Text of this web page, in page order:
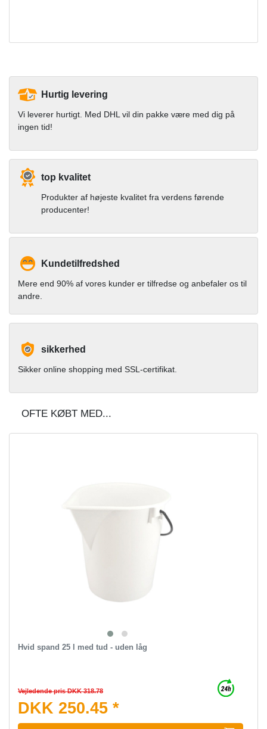
Hurtig levering
Vi leverer hurtigt. Med DHL vil din pakke være med dig på
ingen tid!
top kvalitet
Produkter af højeste kvalitet fra verdens førende
producenter!
Kundetilfredshed
Mere end 90% af vores kunder er tilfredse og anbefaler os til
andre.
sikkerhed
Sikker online shopping med SSL-certifikat.
OFTE KØBT MED...
Hvid spand 25 l med tud - uden låg
Vejledende pris DKK 318.78
DKK 250.45 *